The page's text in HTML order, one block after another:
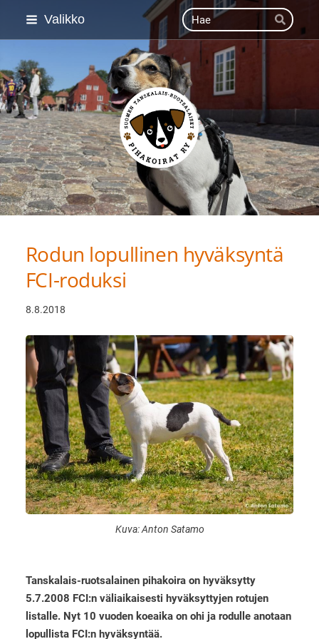
Siirry
Valikko Haku
Hae
Suomen Tanskalais-
Rodun lopullinen hyväksyntä
FCI-roduksi
8.8.2018
Kuva: Anton Satamo
Tanskalais-ruotsalainen pihakoira on hyväksytty
5.7.2008 FCI:n väliaikaisesti hyväksyttyjen rotujen
listalle. Nyt 10 vuoden koeaika on ohi ja rodulle anotaan
lopullista FCI:n hyväksyntää.